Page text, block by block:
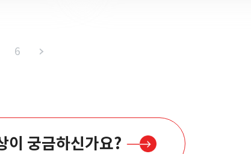
6
이 궁금하신가요?